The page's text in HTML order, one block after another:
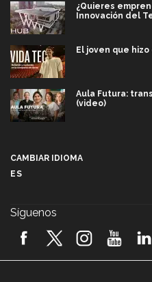
¿Quieres
Innovación del
El joven que
Aula Futura:
(video)
2026! (video)
CAMBIAR IDIOMA
ES
Síguenos